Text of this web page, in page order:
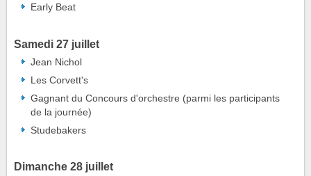
Early Beat
Samedi 27 juillet
Jean Nichol
Les Corvett's
Gagnant du Concours d'orchestre (parmi les participants
de la journée)
Studebakers
Dimanche 28 juillet